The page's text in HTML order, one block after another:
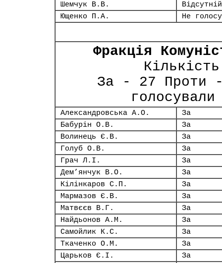
Шемчук В.В.
Відсутній
Ющенко П.А.
Не
Фракція
За - 27 Проти
Александровська А.О.
За
Бабурін О.В.
За
Волинець Є.В.
За
Голуб О.В.
За
Грач Л.І.
За
Дем’янчук В.О.
За
Кілінкаров С.П.
За
Мармазов Є.В.
За
Матвєєв В.Г.
За
Найдьонов А.М.
За
Самойлик К.С.
За
Ткаченко О.М.
За
Царьков Є.І.
За